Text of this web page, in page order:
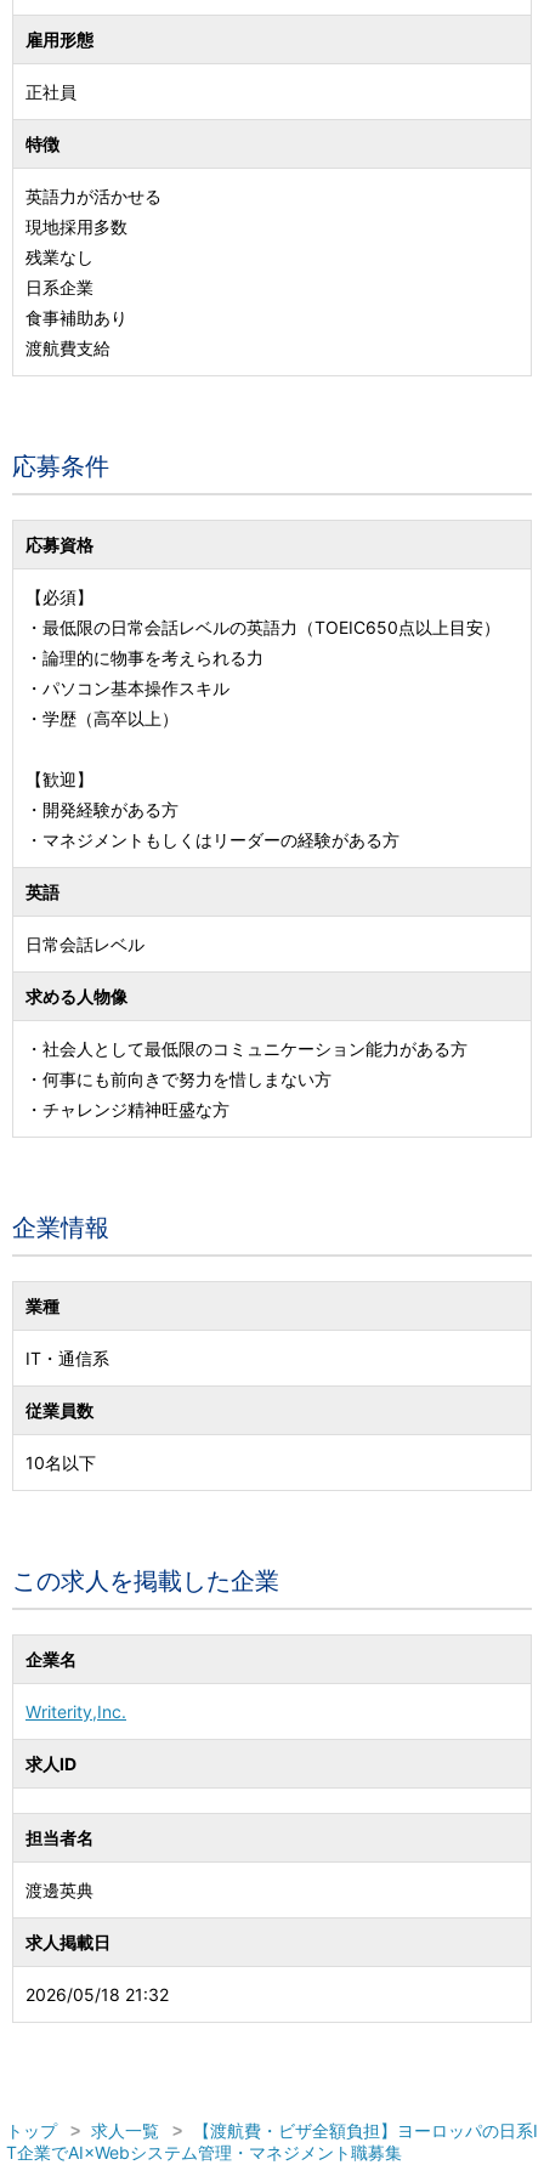
雇用形態
正社員
特徴
英語力が活かせる
現地採用多数
残業なし
日系企業
食事補助あり
渡航費支給
応募条件
応募資格
【必須】
・最低限の日常会話レベルの英語力（TOEIC650点以上目安）
・論理的に物事を考えられる力
・パソコン基本操作スキル
・学歴（高卒以上）
【歓迎】
・開発経験がある方
・マネジメントもしくはリーダーの経験がある方
英語
日常会話レベル
求める人物像
・社会人として最低限のコミュニケーション能力がある方
・何事にも前向きで努力を惜しまない方
・チャレンジ精神旺盛な方
企業情報
業種
IT・通信系
従業員数
10名以下
この求人を掲載した企業
企業名
Writerity,Inc.
求人ID
担当者名
渡邊英典
求人掲載日
2026/05/18 21:32
トップ 求人一覧
【渡航費・ビザ全額負担】ヨーロッパの日系I
T企業でAI×Webシステム管理・マネジメント職募集